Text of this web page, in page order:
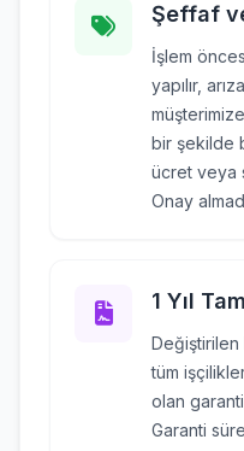
Şeffaf
İşlem
yapılır,
bir şekilde
ücret veya
Onay
1 Yıl
tüm
olan
Garanti